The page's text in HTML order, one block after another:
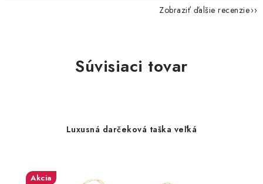
Zobraziť ďalšie recenzie
Súvisiaci tovar
Luxusná darčeková taška veľká
Akcia